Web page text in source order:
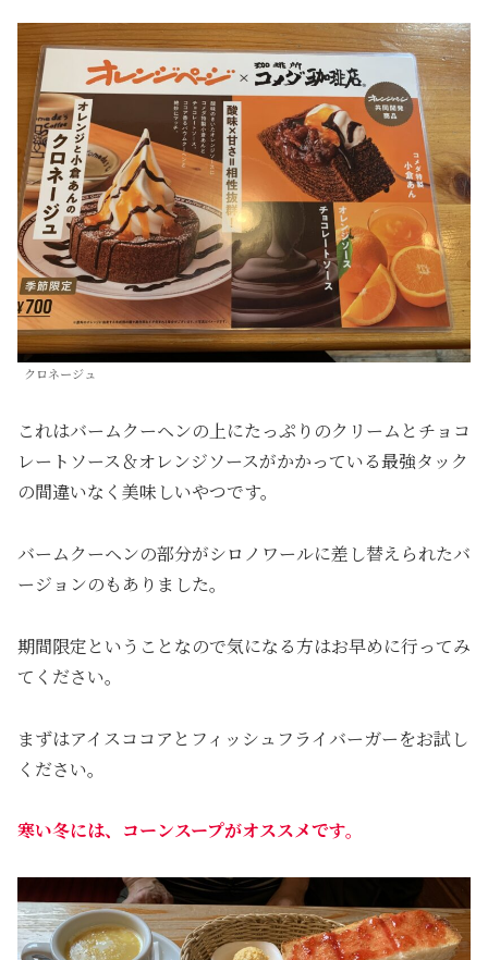
クロネージュ
これはバームクーヘンの上にたっぷりのクリームとチョコ
レートソース＆オレンジソースがかかっている最強タック
の間違いなく美味しいやつです。
バームクーヘンの部分がシロノワールに差し替えられたバ
ージョンのもありました。
期間限定ということなので気になる方はお早めに行ってみ
てください。
まずはアイスココアとフィッシュフライバーガーをお試し
ください。
寒い冬には、コーンスープがオススメです。